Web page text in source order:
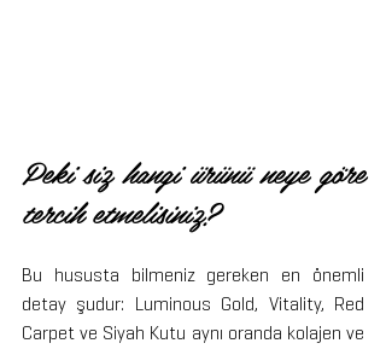
Peki siz hangi ürünü neye göre
tercih etmelisiniz?
Bu hususta bilmeniz gereken en önemli
detay şudur: Luminous Gold, Vitality, Red
Carpet ve Siyah Kutu aynı oranda kolajen ve